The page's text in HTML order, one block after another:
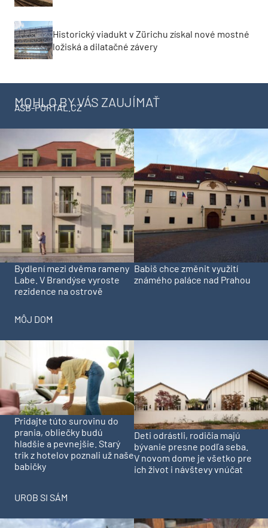
Historický viadukt v Zürichu získal nové mostné
ložiská a dilatačné závery
MOHLO BY VÁS ZAUJÍMAŤ
ASB-PORTAL.CZ
Bydlení mezi dvěma rameny
Labe. V Brandýse vyroste
rezidence na ostrově
Babiš chce změnit využití
známého paláce nad Prahou
MÔJ DOM
Pridajte túto surovinu do
prania, obliečky budú
hladšie a pevnejšie. Starý
trik z hotelov poznali už naše
babičky
Deti odrástli, rodičia majú
bývanie presne podľa seba.
V novom dome je všetko pre
ich život i návštevy vnúčat
UROB SI SÁM